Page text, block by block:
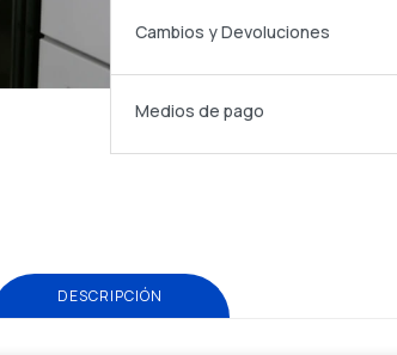
Cambios y Devoluciones
Medios de pago
DESCRIPCIÓN